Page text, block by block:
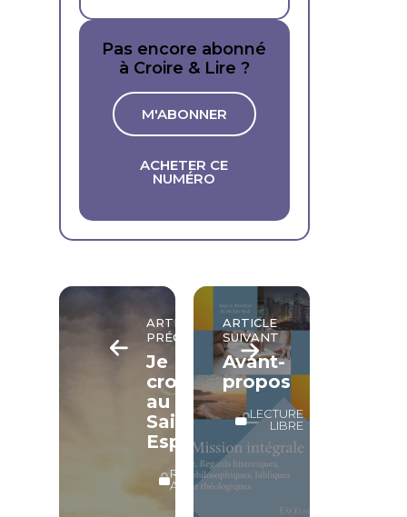
Pas encore abonné
à Croire & Lire ?
M'ABONNER
ACHETER CE
NUMÉRO
ARTICLE
PRÉCÉDENT
Je
crois
au
Saint-
Esprit
RÉSERVÉ
ABONNÉS
ARTICLE
SUIVANT
Avant-
propos
LECTURE
LIBRE